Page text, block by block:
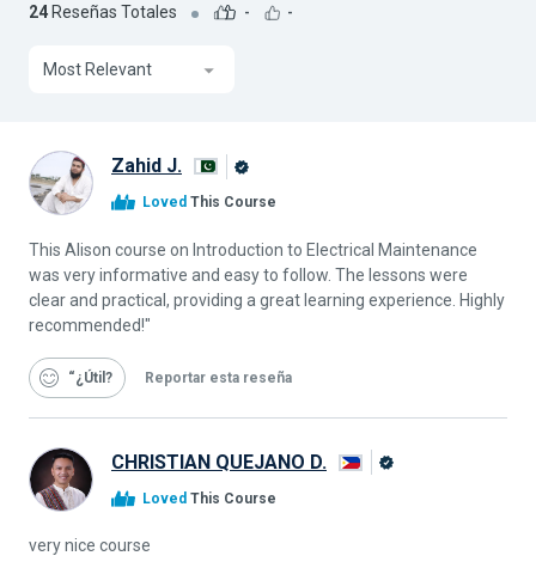
24 Reseñas Totales - -
Most Relevant
Zahid J.
Alison
Loved This Course
This Alison course on Introduction to Electrical Maintenance
was very informative and easy to follow. The lessons were
clear and practical, providing a great learning experience. Highly
recommended!"
“¿Útil Reportar esta reseña
CHRISTIAN QUEJANO D.
Loved This Course
very nice course